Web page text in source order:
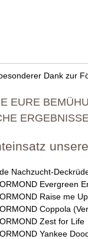
Dank zur
EURE
Nachzucht-
Evergreen
Raise me Up
Coppola (
Zest for Life
Yankee